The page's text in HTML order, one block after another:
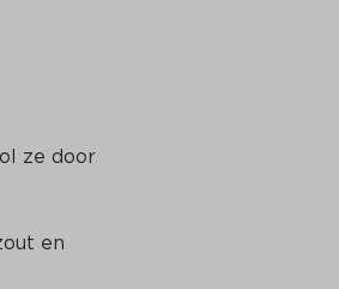
ze door
en